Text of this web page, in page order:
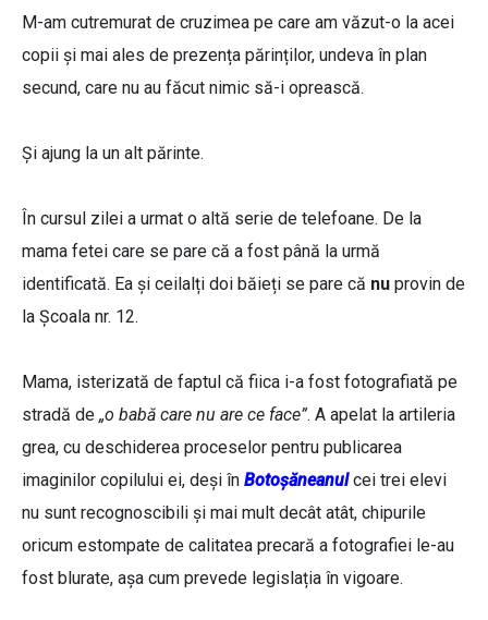
M-am cutremurat de cruzimea pe care am văzut-o la acei
copii și mai ales de prezența părinților, undeva în plan
secund, care nu au făcut nimic să-i oprească.
Și ajung la un alt părinte.
În cursul zilei a urmat o altă serie de telefoane. De la
mama fetei care se pare că a fost până la urmă
identificată. Ea și ceilalți doi băieți se pare că nu provin de
la Școala nr. 12.
Mama, isterizată de faptul că fiica i-a fost fotografiată pe
stradă de „o babă care nu are ce face”. A apelat la artileria
grea, cu deschiderea proceselor pentru publicarea
imaginilor copilului ei, deși în Botoșăneanul cei trei elevi
nu sunt recognoscibili și mai mult decât atât, chipurile
oricum estompate de calitatea precară a fotografiei le-au
fost blurate, așa cum prevede legislația în vigoare.